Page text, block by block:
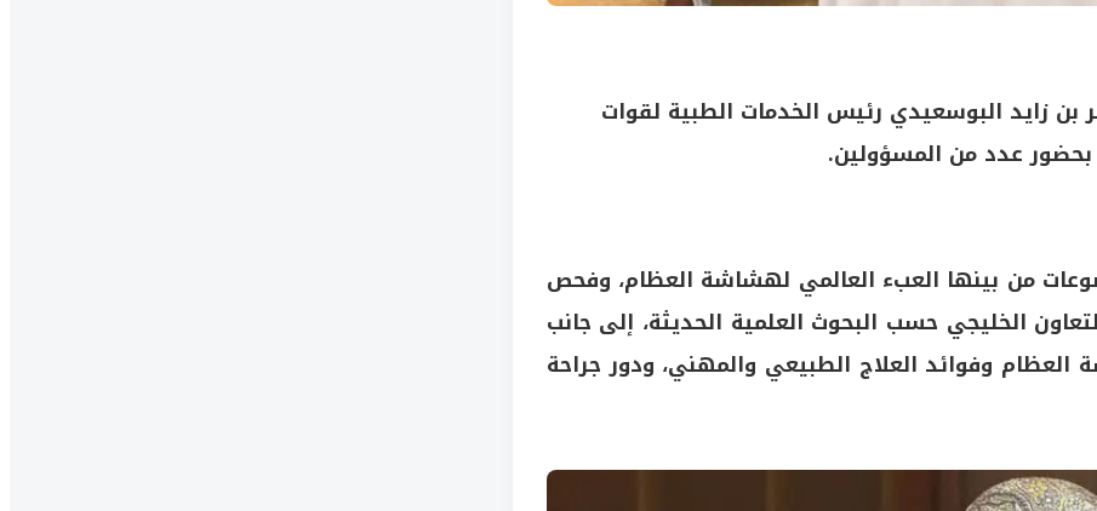
زايد البوسعيدي رئيس الخدمات الطبية لقوات
عدد من المسؤولين.
من بينها العبء العالمي لهشاشة العظام، وفحص
الخليجي حسب البحوث العلمية الحديثة، إلى جانب
وفوائد العلاج الطبيعي والمهني، ودور جراحة